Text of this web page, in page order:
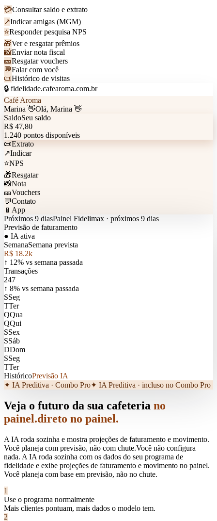
💳Consultar saldo e extrato
↗Indicar amigas (MGM)
⭐Responder pesquisa NPS
🎁Ver e resgatar prêmios
📸Enviar nota fiscal
🎫Resgatar vouchers
💬Falar com você
📜Histórico de visitas
🔒 fidelidade.cafearoma.com.br
Café Aroma
Marina 👋Olá, Marina 👋
SaldoSeu saldo
R$ 47,80
1.240 pontos disponíveis
📜Extrato
↗Indicar
⭐NPS
🎁Resgatar
📸Nota
🎫Vouchers
💬Contato
📱 App
Próximos 9 diasPainel Fidelimax · próximos 9 dias
Previsão de faturamento
● IA ativa
SemanaSemana prevista
R$ 18.2k
↑ 12% vs semana passada
Transações
247
↑ 8% vs semana passada
SSeg
TTer
QQua
QQui
SSex
SSáb
DDom
SSeg
TTer
HistóricoPrevisão IA
✦ IA Preditiva · Combo Pro✦ IA Preditiva · incluso no Combo Pro
Veja o futuro da sua cafeteria no
painel.direto no painel.
A IA roda sozinha e mostra projeções de faturamento e movimento.
Você planeja com previsão, não com chute.Você não configura
nada. A IA roda sozinha com os dados do seu programa de
fidelidade e exibe projeções de faturamento e movimento no painel.
Você planeja com base em previsão, não no chute.
1
Use o programa normalmente
Mais clientes pontuam, mais dados o modelo tem.
2